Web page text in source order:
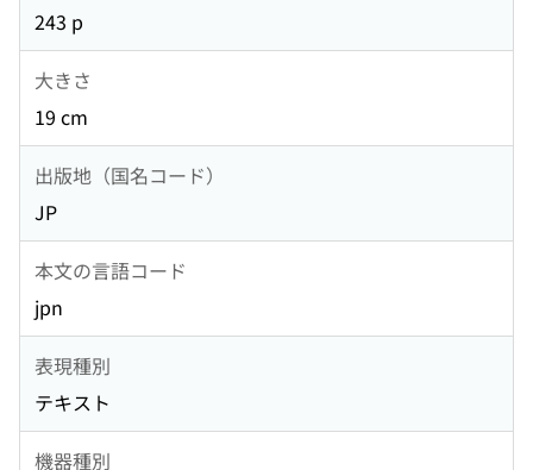
243 p
大きさ
19 cm
出版地（国名コード）
JP
本文の言語コード
jpn
表現種別
テキスト
機器種別